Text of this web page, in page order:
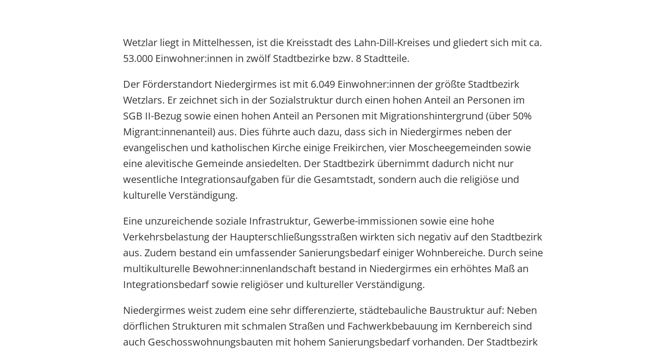
Wetzlar liegt in Mittelhessen, ist die Kreisstadt des Lahn-Dill-Kreises und gliedert sich mit ca.
53.000 Einwohner:innen in zwölf Stadtbezirke bzw. 8 Stadtteile.
Der Förderstandort Niedergirmes ist mit 6.049 Einwohner:innen der größte Stadtbezirk
Wetzlars. Er zeichnet sich in der Sozialstruktur durch einen hohen Anteil an Personen im
SGB II-Bezug sowie einen hohen Anteil an Personen mit Migrationshintergrund (über 50%
Migrant:innenanteil) aus. Dies führte auch dazu, dass sich in Niedergirmes neben der
evangelischen und katholischen Kirche einige Freikirchen, vier Moscheegemeinden sowie
eine alevitische Gemeinde ansiedelten. Der Stadtbezirk übernimmt dadurch nicht nur
wesentliche Integrationsaufgaben für die Gesamtstadt, sondern auch die religiöse und
kulturelle Verständigung.
Eine unzureichende soziale Infrastruktur, Gewerbe-immissionen sowie eine hohe
Verkehrsbelastung der Haupterschließungsstraßen wirkten sich negativ auf den Stadtbezirk
aus. Zudem bestand ein umfassender Sanierungsbedarf einiger Wohnbereiche. Durch seine
multikulturelle Bewohner:innenlandschaft bestand in Niedergirmes ein erhöhtes Maß an
Integrationsbedarf sowie religiöser und kultureller Verständigung.
Niedergirmes weist zudem eine sehr differenzierte, städtebauliche Baustruktur auf: Neben
dörflichen Strukturen mit schmalen Straßen und Fachwerkbebauung im Kernbereich sind
auch Geschosswohnungsbauten mit hohem Sanierungsbedarf vorhanden. Der Stadtbezirk